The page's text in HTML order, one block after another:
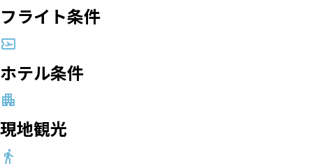
フライト条件
ホテル条件
現地観光